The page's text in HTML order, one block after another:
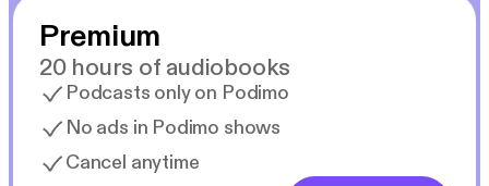
Premium
20 hours of audiobooks
Podcasts only on Podimo
No ads in Podimo shows
Cancel anytime